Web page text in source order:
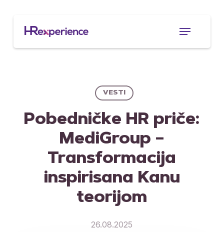
content
Menu
VESTI
Pobedničke HR priče:
MediGroup –
Transformacija
inspirisana Kanu
teorijom
26.08.2025